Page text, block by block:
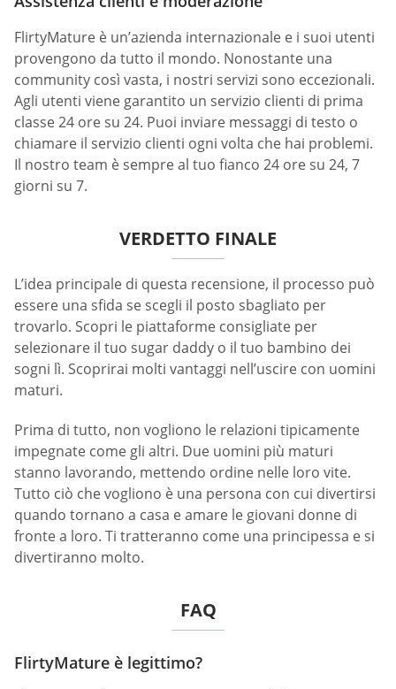
FlirtyMature è un’azienda internazionale e i suoi utenti
provengono da tutto il mondo. Nonostante una
community così vasta, i nostri servizi sono eccezionali.
Agli utenti viene garantito un servizio clienti di prima
classe 24 ore su 24. Puoi inviare messaggi di testo o
chiamare il servizio clienti ogni volta che hai problemi.
Il nostro team è sempre al tuo fianco 24 ore su 24, 7
giorni su 7.
VERDETTO FINALE
L’idea principale di questa recensione, il processo può
essere una sfida se scegli il posto sbagliato per
trovarlo. Scopri le piattaforme consigliate per
selezionare il tuo sugar daddy o il tuo bambino dei
sogni lì. Scoprirai molti vantaggi nell’uscire con uomini
maturi.
Prima di tutto, non vogliono le relazioni tipicamente
impegnate come gli altri. Due uomini più maturi
stanno lavorando, mettendo ordine nelle loro vite.
Tutto ciò che vogliono è una persona con cui divertirsi
quando tornano a casa e amare le giovani donne di
fronte a loro. Ti tratteranno come una principessa e si
divertiranno molto.
FAQ
FlirtyMature è legittimo?